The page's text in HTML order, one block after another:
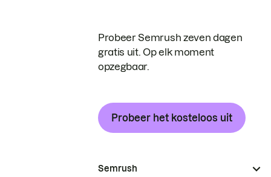
Probeer Semrush zeven dagen
gratis uit. Op elk moment
opzegbaar.
Probeer het kosteloos uit
Semrush